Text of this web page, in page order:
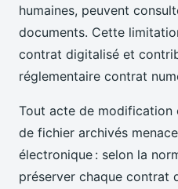
humaines, peuvent
documents. Cette
contrat digitalisé et
réglementaire contrat
Tout acte de modification
de fichier archivés
électronique : selon la
préserver chaque contrat